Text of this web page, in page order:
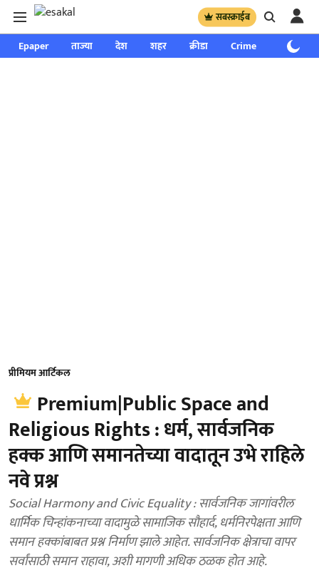
सबस्क्राईब
Epaper ताज्या देश शहर क्रीडा Crime साप्ताहिक
प्रीमियम आर्टिकल
Premium|Public Space and
Religious Rights : धर्म, सार्वजनिक
हक्क आणि समानतेच्या वादातून उभे राहिले
नवे प्रश्न
Social Harmony and Civic Equality : सार्वजनिक जागांवरील
धार्मिक चिन्हांकनाच्या वादामुळे सामाजिक सौहार्द, धर्मनिरपेक्षता आणि
समान हक्कांबाबत प्रश्न निर्माण झाले आहेत. सार्वजनिक क्षेत्राचा वापर
सर्वांसाठी समान राहावा, अशी मागणी अधिक ठळक होत आहे.